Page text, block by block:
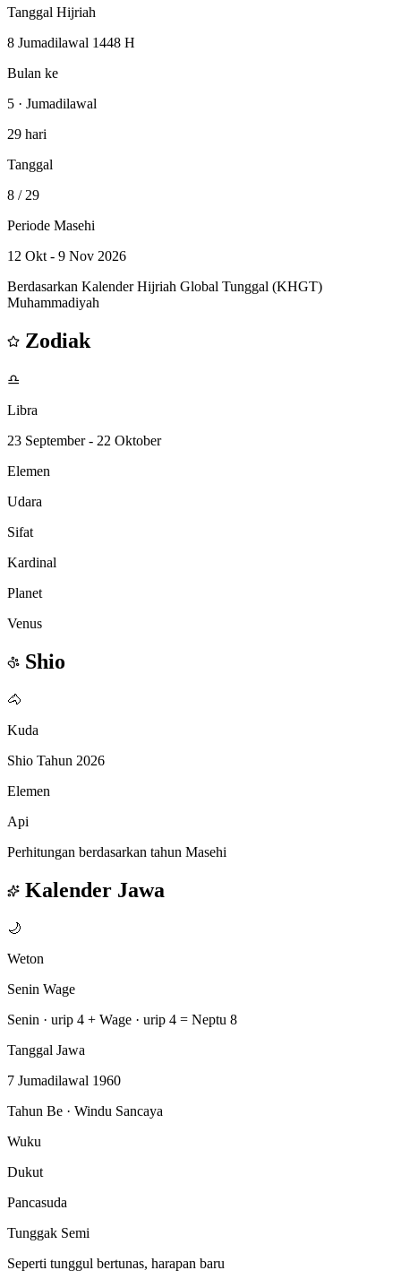
Tanggal Hijriah
8 Jumadilawal 1448 H
Bulan ke
5 · Jumadilawal
29 hari
Tanggal
8 / 29
Periode Masehi
12 Okt - 9 Nov 2026
Berdasarkan Kalender Hijriah Global Tunggal (KHGT)
Muhammadiyah
Zodiak
♎
Libra
23 September - 22 Oktober
Elemen
Udara
Sifat
Kardinal
Planet
Venus
Shio
🐴
Kuda
Shio Tahun 2026
Elemen
Api
Perhitungan berdasarkan tahun Masehi
Kalender Jawa
🌙
Weton
Senin Wage
Senin · urip 4 + Wage · urip 4 = Neptu 8
Tanggal Jawa
7 Jumadilawal 1960
Tahun Be · Windu Sancaya
Wuku
Dukut
Pancasuda
Tunggak Semi
Seperti tunggul bertunas, harapan baru